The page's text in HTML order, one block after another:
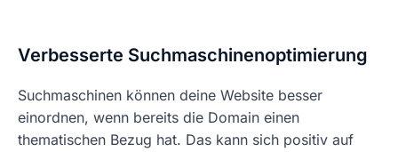
Verbesserte Suchmaschinenoptimierung
Suchmaschinen können deine Website besser
einordnen, wenn bereits die Domain einen
thematischen Bezug hat. Das kann sich positiv auf